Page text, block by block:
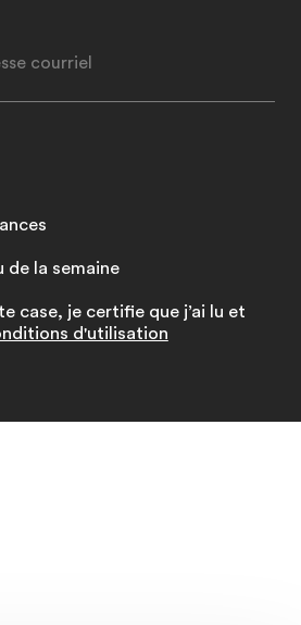
la semaine
case, je certifie que j’ai lu et
d'utilisation